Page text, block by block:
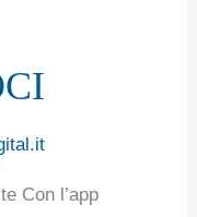
Con l’app